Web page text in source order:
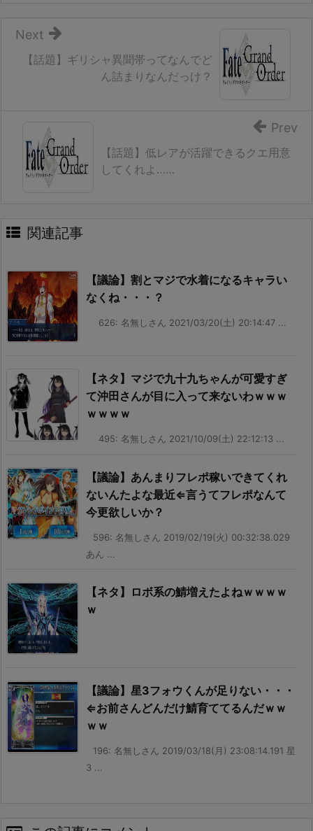
【話題】ギリシャ異聞帯ってなんでど
ん詰まりなんだっけ？
Next
【話題】低レアが活躍できるクエ用意
してくれよ……
Prev
関連記事
【議論】割とマジで水着になるキャラい
なくね・・・？
626: 名無しさん 2021/03/20(土) 20:14:47 ...
【ネタ】マジで九十九ちゃんが可愛すぎ
て沖田さんが目に入って来ないわｗｗｗ
ｗｗｗｗ
495: 名無しさん 2021/10/09(土) 22:12:13 ...
【議論】あんまりフレポ稼いできてくれ
ないんたよな最近⇐言うてフレポなんて
今更欲しいか？
596: 名無しさん 2019/02/19(火) 00:32:38.029
あん ...
【ネタ】ロボ系の鯖増えたよねｗｗｗｗ
ｗ
【議論】星3フォウくんが足りない・・・
⇐お前さんどんだけ鯖育ててるんだｗｗ
ｗｗ
196: 名無しさん 2019/03/18(月) 23:08:14.191 星
3 ...